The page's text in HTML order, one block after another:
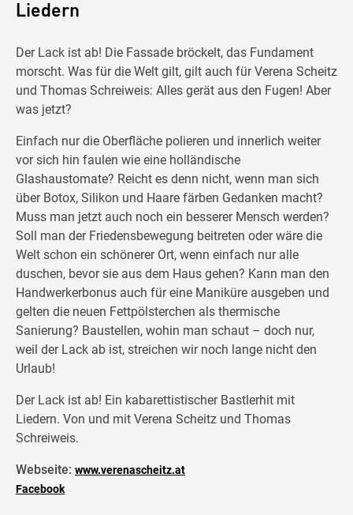
Liedern
Der Lack ist ab! Die Fassade bröckelt, das Fundament
morscht. Was für die Welt gilt, gilt auch für Verena Scheitz
und Thomas Schreiweis: Alles gerät aus den Fugen! Aber
was jetzt?
Einfach nur die Oberfläche polieren und innerlich weiter
vor sich hin faulen wie eine holländische
Glashaustomate? Reicht es denn nicht, wenn man sich
über Botox, Silikon und Haare färben Gedanken macht?
Muss man jetzt auch noch ein besserer Mensch werden?
Soll man der Friedensbewegung beitreten oder wäre die
Welt schon ein schönerer Ort, wenn einfach nur alle
duschen, bevor sie aus dem Haus gehen? Kann man den
Handwerkerbonus auch für eine Maniküre ausgeben und
gelten die neuen Fettpölsterchen als thermische
Sanierung? Baustellen, wohin man schaut – doch nur,
weil der Lack ab ist, streichen wir noch lange nicht den
Urlaub!
Der Lack ist ab! Ein kabarettistischer Bastlerhit mit
Liedern. Von und mit Verena Scheitz und Thomas
Schreiweis.
Webseite: www.verenascheitz.at
Facebook